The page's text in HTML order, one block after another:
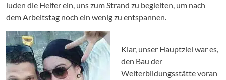
luden die Helfer ein, uns zum Strand zu begleiten, um nach
dem Arbeitstag noch ein wenig zu entspannen.
Klar, unser Hauptziel war es,
den Bau der
Weiterbildungsstätte voran